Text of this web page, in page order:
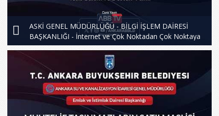
ASKİ GENEL MÜDÜRLÜĞÜ - BİLGİ İŞLEM DAİRESİ
BAŞKANLIĞI - İnternet ve Çok Noktadan Çok Noktaya
Data Hattı Temin, Tesis Bakım ve Destek Alımı